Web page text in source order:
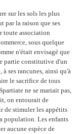
sur les sols les plus
par la raison que ses
toute association
sous quelque
n'était envisagé que
partie constitutive d'un
ses rancunes, ainsi qu'à
le sacrifice de tous
ne se mariait pas,
on entourait de
de stimuler les appétits
population. Les enfants
aucune espèce de